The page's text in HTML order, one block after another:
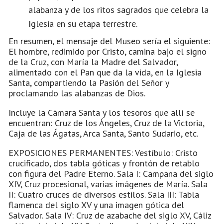
alabanza y de los ritos sagrados que celebra la
Iglesia en su etapa terrestre.
En resumen, el mensaje del Museo sería el siguiente:
El hombre, redimido por Cristo, camina bajo el signo
de la Cruz, con María la Madre del Salvador,
alimentado con el Pan que da la vida, en la Iglesia
Santa, compartiendo la Pasión del Señor y
proclamando las alabanzas de Dios.
Incluye la Cámara Santa y los tesoros que allí se
encuentran: Cruz de los Ángeles, Cruz de la Victoria,
Caja de las Ágatas, Arca Santa, Santo Sudario, etc.
EXPOSICIONES PERMANENTES: Vestíbulo: Cristo
crucificado, dos tabla góticas y frontón de retablo
con figura del Padre Eterno. Sala I: Campana del siglo
XIV, Cruz procesional, varias imágenes de María. Sala
II: Cuatro cruces de diversos estilos. Sala III: Tabla
flamenca del siglo XV y una imagen gótica del
Salvador. Sala IV: Cruz de azabache del siglo XV, Cáliz